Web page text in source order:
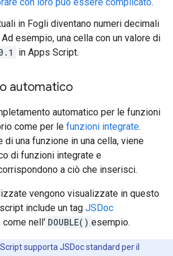
in Fogli diventano numeri decimali
esempio, una cella con un valore di
in Apps Script.
automatico
automatico per le funzioni
come per le funzioni integrate.
di una funzione in una cella, viene
di funzioni integrate e
a ciò che inserisci.
vengono visualizzate in questo
include un tag JSDoc
come nell' DOUBLE() esempio.
supporta JSDoc standard per il